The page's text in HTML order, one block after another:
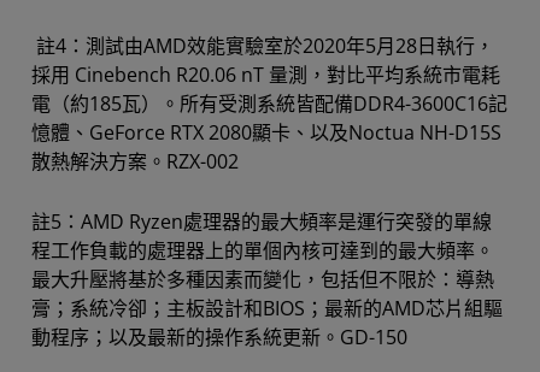
註4：測試由AMD效能實驗室於2020年5月28日執行，
採用 Cinebench R20.06 nT 量測，對比平均系統市電耗
電（約185瓦）。所有受測系統皆配備DDR4-3600C16記
憶體、GeForce RTX 2080顯卡、以及Noctua NH-D15S
散熱解決方案。RZX-002
註5：AMD Ryzen處理器的最大頻率是運行突發的單線
程工作負載的處理器上的單個內核可達到的最大頻率。
最大升壓將基於多種因素而變化，包括但不限於：導熱
膏；系統冷卻；主板設計和BIOS；最新的AMD芯片組驅
動程序；以及最新的操作系統更新。GD-150